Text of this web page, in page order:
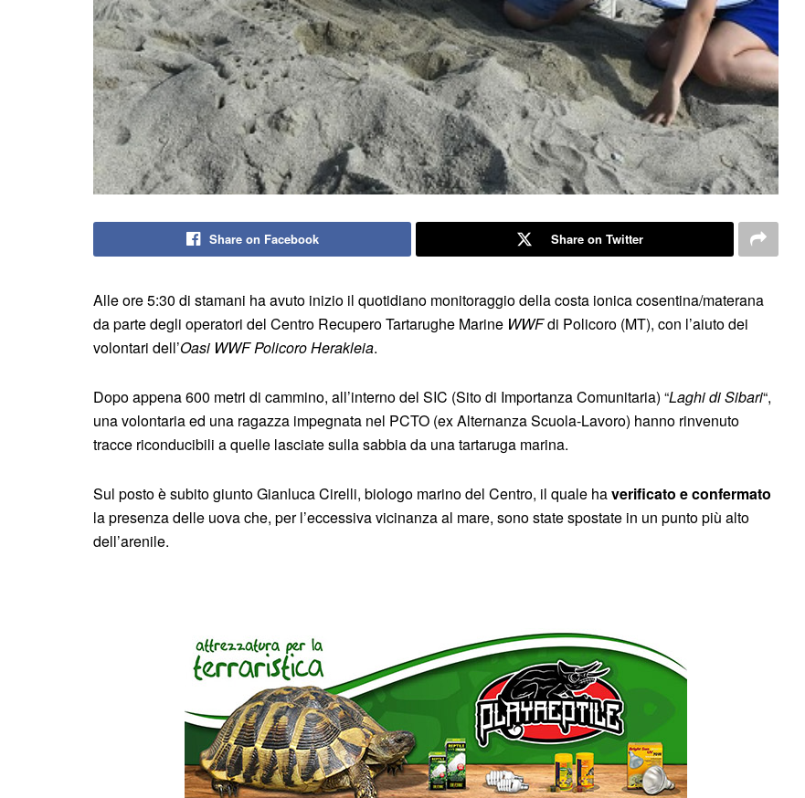
Share on Facebook Share on Twitter
Alle ore 5:30 di stamani ha avuto inizio il quotidiano monitoraggio della costa ionica cosentina/materana
da parte degli operatori del Centro Recupero Tartarughe Marine WWFdi Policoro (MT), con l’aiuto dei
volontari dell’Oasi WWF Policoro Herakleia.
Dopo appena 600 metri di cammino, all’interno del SIC (Sito di Importanza Comunitaria) “Laghi di Sibari“,
una volontaria ed una ragazza impegnata nel PCTO (ex Alternanza Scuola-Lavoro) hanno rinvenuto
tracce riconducibili a quelle lasciate sulla sabbia da una tartaruga marina.
Sul posto è subito giunto Gianluca Cirelli, biologo marino del Centro, il quale haverificato e confermato
la presenza delle uova che, per l’eccessiva vicinanza al mare, sono state spostate in un punto più alto
dell’arenile.